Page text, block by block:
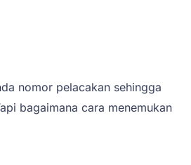
nomor pelacakan sehingga
bagaimana cara menemukan